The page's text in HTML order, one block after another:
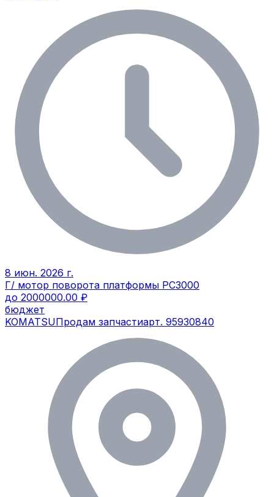
8 июн. 2026 г.
Г/ мотор поворота платформы РС3000
до 2000000.00 ₽
бюджет
KOMATSUПродам запчастиарт. 95930840